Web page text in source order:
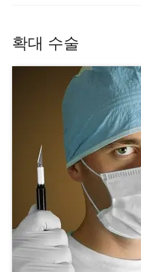
확대 수술